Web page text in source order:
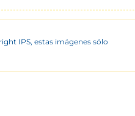
IPS, estas imágenes sólo